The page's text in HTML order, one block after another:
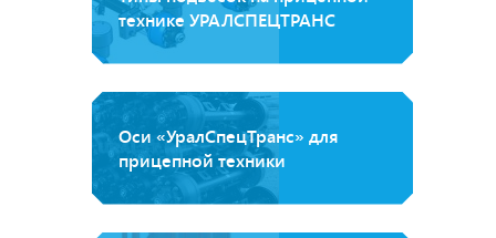
технике УРАЛСПЕЦТРАНС
Оси «УралСпецТранс» для
прицепной техники